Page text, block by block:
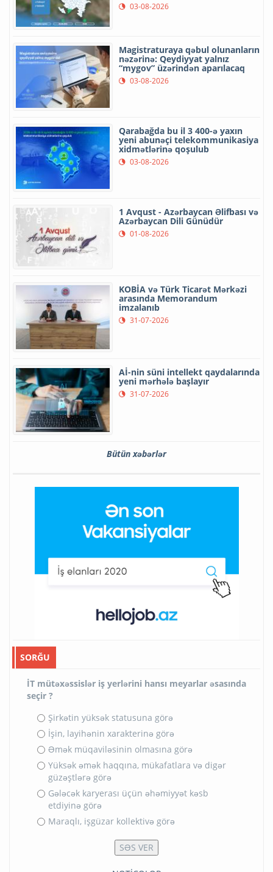
03-08-2026
Magistraturaya qəbul olunanların
nəzərinə: Qeydiyyat yalnız
“mygov” üzərindən aparılacaq
03-08-2026
Qarabağda bu il 3 400-ə yaxın
yeni abunəçi telekommunikasiya
xidmətlərinə qoşulub
03-08-2026
1 Avqust - Azərbaycan Əlifbası və
Azərbaycan Dili Günüdür
01-08-2026
KOBİA və Türk Ticarət Mərkəzi
arasında Memorandum
imzalanıb
31-07-2026
Aİ-nin süni intellekt qaydalarında
yeni mərhələ başlayır
31-07-2026
Bütün xəbərlər
SORĞU
İT mütəxəssislər iş yerlərini hansı meyarlar əsasında
seçir ?
Şirkətin yüksək statusuna görə
İşin, layihənin xarakterinə görə
Əmək müqaviləsinin olmasına görə
Yüksək əmək haqqına, mükafatlara və digər
güzəştlərə görə
Gələcək karyerası üçün əhəmiyyət kəsb
etdiyinə görə
Maraqlı, işgüzar kollektivə görə